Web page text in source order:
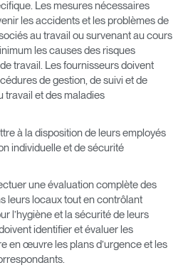
Les mesures nécessaires
les accidents et les problèmes de
au travail ou survenant au cours
les causes des risques
travail. Les fournisseurs doivent
de gestion, de suivi et de
travail et des maladies
à la disposition de leurs employés
individuelle et de sécurité
une évaluation complète des
leurs locaux tout en contrôlant
l’hygiène et la sécurité de leurs
identifier et évaluer les
en œuvre les plans d’urgence et les